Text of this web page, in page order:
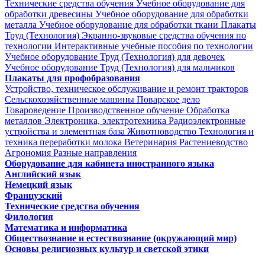
Технические средства обучения Учебное оборудование для
обработки древесины Учебное оборудование для обработки
металла Учебное оборудование для обработки ткани Плакаты
Труд (Технология) Экранно-звуковые средства обучения по
технологии Интерактивные учебные пособия по технологии
Учебное оборудование Труд (Технология) для девочек
Учебное оборудование Труд (Технология) для мальчиков
Плакаты для профобразования
Устройство, техническое обслуживание и ремонт тракторов
Сельскохозяйственные машины Поварское дело
Товароведение Производственное обучение Обработка
металлов Электроника, электротехника Радиоэлектронные
устройства и элементная база Животноводство Технология и
техника переработки молока Ветеринария Растениеводство
Агрономия Разные направления
Оборудование для кабинета иностранного языка
Английский язык
Немецкий язык
Французский
Технические средства обучения
Филология
Математика и информатика
Обществознание и естествознание (окружающий мир)
Основы религиозных культур и светской этики